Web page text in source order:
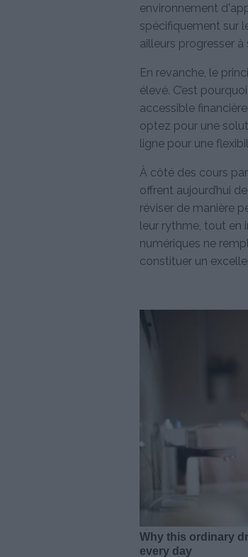
environnement
spécifiquement sur
ailleurs progresser
En revanche, le
élevé. C’est
accessible
optez pour une
ligne pour une
À côté des cours
offrent aujourd’hui
réviser de manière
leur rythme, tout en
numériques ne
constituer un